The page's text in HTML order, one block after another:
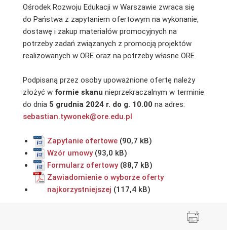
Ośrodek Rozwoju Edukacji w Warszawie zwraca się
do Państwa z zapytaniem ofertowym na wykonanie,
dostawę i zakup materiałów promocyjnych na
potrzeby zadań związanych z promocją projektów
realizowanych w ORE oraz na potrzeby własne ORE.
Podpisaną przez osoby upoważnione ofertę należy
złożyć w formie skanu nieprzekraczalnym w terminie
do dnia 5 grudnia 2024 r. do g. 10.00 na adres:
sebastian.tywonek@ore.edu.pl
Zapytanie ofertowe
Wzór umowy
Formularz ofertowy
Zawiadomienie o wyborze oferty
najkorzystniejszej